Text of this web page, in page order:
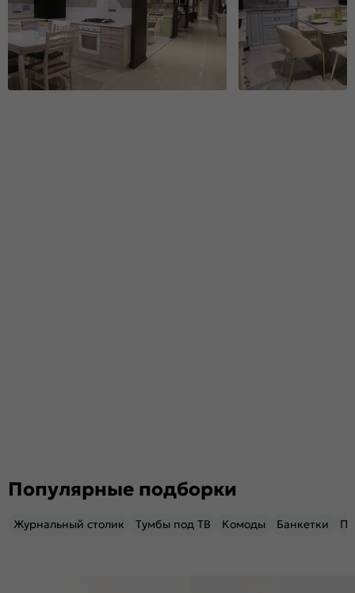
Популярные подборки
Журнальный столик Тумбы под ТВ Комоды Банкетки